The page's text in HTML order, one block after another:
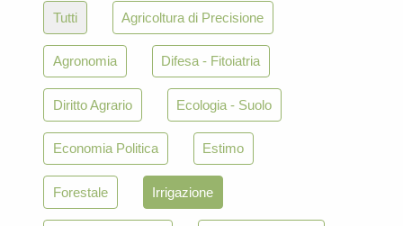
Tutti Agricoltura di Precisione
Agronomia Difesa - Fitoiatria
Diritto Agrario Ecologia - Suolo
Economia Politica Estimo
Forestale Irrigazione